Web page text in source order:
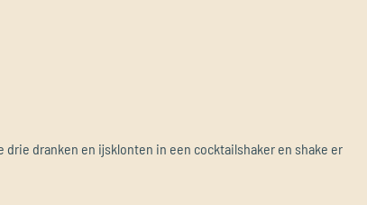
dranken en ijsklonten in een cocktailshaker en shake er